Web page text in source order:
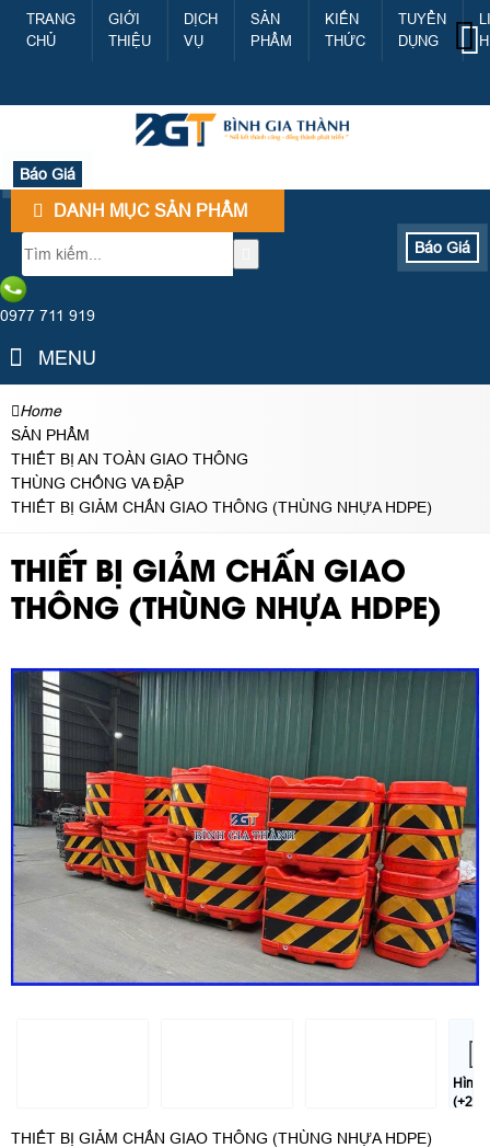
TRANG
CHỦ
GIỚI
THIỆU
DỊCH
VỤ
SẢN
PHẨM
KIẾN
THỨC
TUYỂN
DỤNG
Báo Giá
DANH MỤC SẢN PHẨM
Báo Giá
0977 711 919
MENU
Home
SẢN PHẨM
THIẾT BỊ AN TOÀN GIAO THÔNG
THÙNG CHỐNG VA ĐẬP
THIẾT BỊ GIẢM CHẤN GIAO THÔNG (THÙNG NHỰA HDPE)
THIẾT BỊ GIẢM CHẤN GIAO
THÔNG (THÙNG NHỰA HDPE)
Hình
(+2)
THIẾT BỊ GIẢM CHẤN GIAO THÔNG (THÙNG NHỰA HDPE)